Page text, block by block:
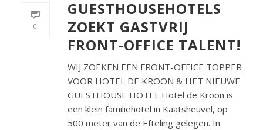
0
GUESTHOUSEHOTELS
ZOEKT GASTVRIJ
FRONT-OFFICE TALENT!
WIJ ZOEKEN EEN FRONT-OFFICE TOPPER
VOOR HOTEL DE KROON & HET NIEUWE
GUESTHOUSE HOTEL Hotel de Kroon is
een klein familiehotel in Kaatsheuvel, op
500 meter van de Efteling gelegen. In